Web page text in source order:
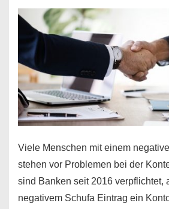
So
funktioniert’s
Viele Menschen mit einem
stehen vor Problemen bei der
sind Banken seit 2016 verpflichtet,
negativem Schufa Eintrag ein